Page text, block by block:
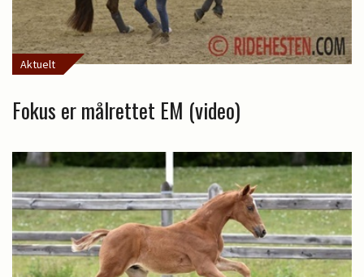
Aktuelt
Fokus er målrettet EM (video)